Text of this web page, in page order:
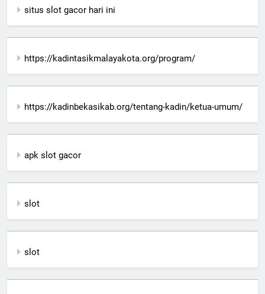
situs slot gacor hari ini
https://kadintasikmalayakota.org/program/
https://kadinbekasikab.org/tentang-kadin/ketua-umum/
apk slot gacor
slot
slot